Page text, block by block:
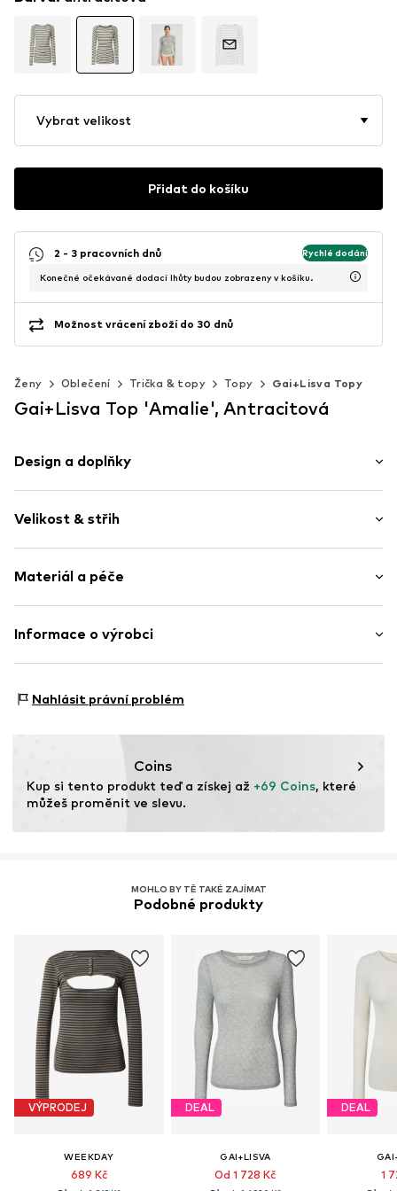
Vybrat velikost
Přidat do košíku
2 - 3 pracovních dnů Rychlé dodání
Konečné očekávané dodací lhůty budou zobrazeny v košíku.
Možnost vrácení zboží do 30 dnů
Ženy Oblečení Trička & topy Topy Gai+Lisva Topy
Gai+Lisva Top 'Amalie', Antracitová
Design a doplňky
žerzej
Kulatý výstřih
Raglánové rukávy
Položka č. GL12094196 Reverse Dark Grey StripeXS
Velikost & střih
Délka: Normální délka
Střih: Úzký pas
Tabulka velikostí
Materiál a péče
Materiál: 67% Viskóza, 28% Vlna, 5% Elastan
Informace o výrobci
8362 Hørning
Nahlásit právní problém
Coins
Kup si tento produkt teď a získej až +69 Coins, které
můžeš proměnit ve slevu.
MOHLO BY TĚ TAKÉ ZAJÍMAT
Podobné produkty
VÝPRODEJ
WEEKDAY
689 Kč
DEAL
GAI+LISVA
Od 1 728 Kč
DEAL
1